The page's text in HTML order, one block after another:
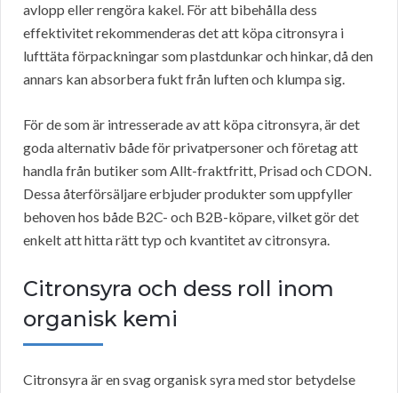
avlopp eller rengöra kakel. För att bibehålla dess
effektivitet rekommenderas det att köpa citronsyra i
lufttäta förpackningar som plastdunkar och hinkar, då den
annars kan absorbera fukt från luften och klumpa sig.
För de som är intresserade av att köpa citronsyra, är det
goda alternativ både för privatpersoner och företag att
handla från butiker som Allt-fraktfritt, Prisad och CDON.
Dessa återförsäljare erbjuder produkter som uppfyller
behoven hos både B2C- och B2B-köpare, vilket gör det
enkelt att hitta rätt typ och kvantitet av citronsyra.
Citronsyra och dess roll inom
organisk kemi
Citronsyra är en svag organisk syra med stor betydelse